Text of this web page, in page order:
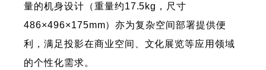
量的机身设计（重量约17.5kg，尺寸
486×496×175mm）亦为复杂空间部署提供便
利，满足投影在商业空间、文化展览等应用领域
的个性化需求。